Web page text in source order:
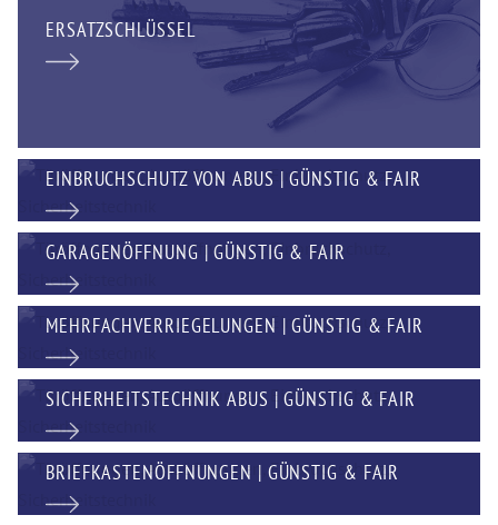
ERSATZSCHLÜSSEL
EINBRUCHSCHUTZ VON ABUS | GÜNSTIG & FAIR
GARAGENÖFFNUNG | GÜNSTIG & FAIR
MEHRFACHVERRIEGELUNGEN | GÜNSTIG & FAIR
SICHERHEITSTECHNIK ABUS | GÜNSTIG & FAIR
BRIEFKASTENÖFFNUNGEN | GÜNSTIG & FAIR